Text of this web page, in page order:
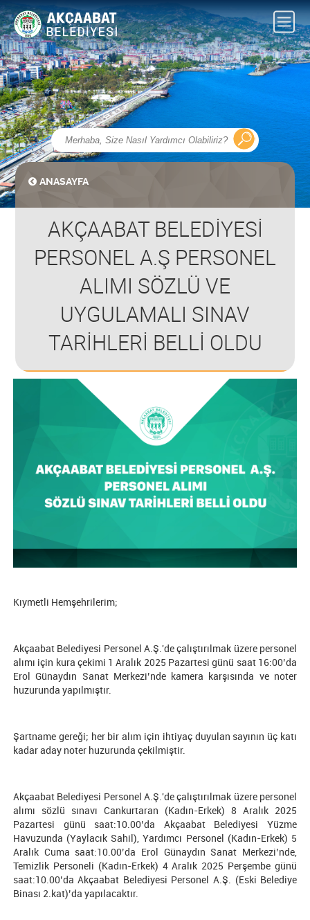
ANASAYFA
AKÇAABAT BELEDİYESİ
PERSONEL A.Ş PERSONEL
ALIMI SÖZLÜ VE
UYGULAMALI SINAV
TARİHLERİ BELLİ OLDU
Kıymetli Hemşehrilerim;
Akçaabat Belediyesi Personel A.Ş.'de çalıştırılmak üzere personel
alımı için kura çekimi 1 Aralık 2025 Pazartesi günü saat 16:00’da
Erol Günaydın Sanat Merkezi’nde kamera karşısında ve noter
huzurunda yapılmıştır.
Şartname gereği; her bir alım için ihtiyaç duyulan sayının üç katı
kadar aday noter huzurunda çekilmiştir.
Akçaabat Belediyesi Personel A.Ş.'de çalıştırılmak üzere personel
alımı sözlü sınavı Cankurtaran (Kadın-Erkek) 8 Aralık 2025
Pazartesi günü saat:10.00’da Akçaabat Belediyesi Yüzme
Havuzunda (Yaylacık Sahil), Yardımcı Personel (Kadın-Erkek) 5
Aralık Cuma saat:10.00’da Erol Günaydın Sanat Merkezi’nde,
Temizlik Personeli (Kadın-Erkek) 4 Aralık 2025 Perşembe günü
saat:10.00’da Akçaabat Belediyesi Personel A.Ş. (Eski Belediye
Binası 2.kat)’da yapılacaktır.